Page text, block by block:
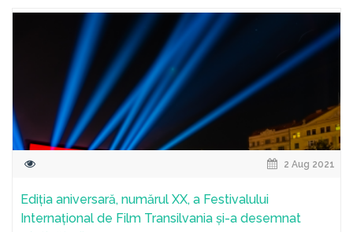
2 Aug 2021
Ediția aniversară, numărul XX, a Festivalului
Internațional de Film Transilvania și-a desemnat